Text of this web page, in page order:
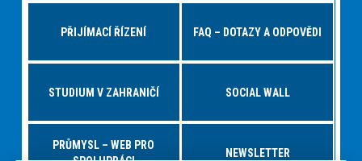
PŘIJÍMACÍ ŘÍZENÍ FAQ – DOTAZY A ODPOVĚDI
STUDIUM V ZAHRANIČÍ SOCIAL WALL
PRŮMYSL – WEB PRO
NEWSLETTER